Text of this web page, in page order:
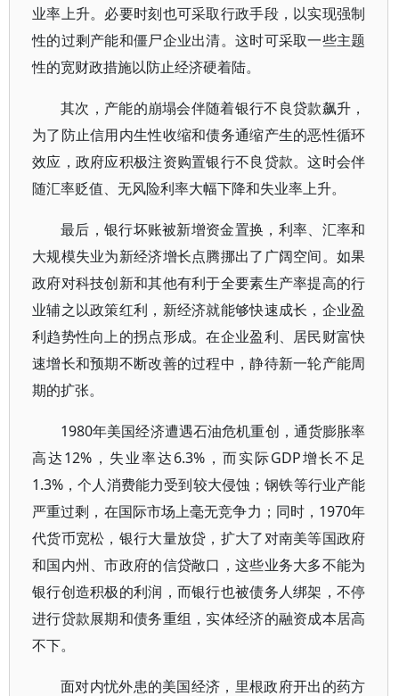
业率上升。必要时刻也可采取行政手段，以实现强制
性的过剩产能和僵尸企业出清。这时可采取一些主题
性的宽财政措施以防止经济硬着陆。
其次，产能的崩塌会伴随着银行不良贷款飙升，
为了防止信用内生性收缩和债务通缩产生的恶性循环
效应，政府应积极注资购置银行不良贷款。这时会伴
随汇率贬值、无风险利率大幅下降和失业率上升。
最后，银行坏账被新增资金置换，利率、汇率和
大规模失业为新经济增长点腾挪出了广阔空间。如果
政府对科技创新和其他有利于全要素生产率提高的行
业辅之以政策红利，新经济就能够快速成长，企业盈
利趋势性向上的拐点形成。在企业盈利、居民财富快
速增长和预期不断改善的过程中，静待新一轮产能周
期的扩张。
1980年美国经济遭遇石油危机重创，通货膨胀率
高达12%，失业率达6.3%，而实际GDP增长不足
1.3%，个人消费能力受到较大侵蚀；钢铁等行业产能
严重过剩，在国际市场上毫无竞争力；同时，1970年
代货币宽松，银行大量放贷，扩大了对南美等国政府
和国内州、市政府的信贷敞口，这些业务大多不能为
银行创造积极的利润，而银行也被债务人绑架，不停
进行贷款展期和债务重组，实体经济的融资成本居高
不下。
面对内忧外患的美国经济，里根政府开出的药方